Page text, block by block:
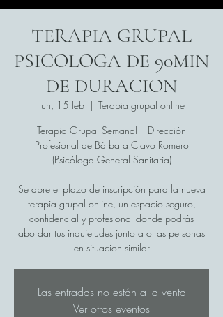
TERAPIA GRUPAL
PSICOLOGA DE 90MIN
DE DURACION
lun, 15 feb
  |
Terapia grupal online
Terapia Grupal Semanal – Dirección
Profesional de Bárbara Clavo Romero
(Psicóloga General Sanitaria)
Se abre el plazo de inscripción para la nueva
terapia grupal online, un espacio seguro,
confidencial y profesional donde podrás
abordar tus inquietudes junto a otras personas
en situacion similar
Las entradas no están a la venta
Ver otros eventos